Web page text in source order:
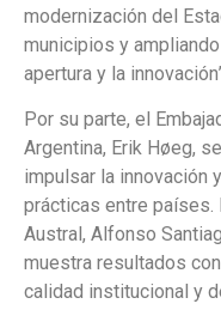
modernización del
municipios y
apertura y la
Por su parte, el
Argentina, Erik Høeg,
impulsar la innovación
prácticas entre países.
Austral, Alfonso
muestra resultados
calidad institucional y